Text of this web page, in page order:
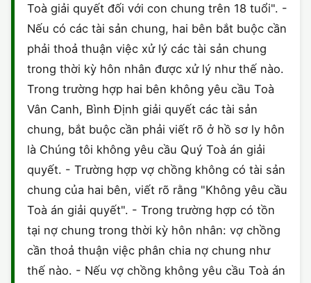
Toà giải quyết đối với con chung trên 18 tuổi". -
Nếu có các tài sản chung, hai bên bắt buộc cần
phải thoả thuận việc xử lý các tài sản chung
trong thời kỳ hôn nhân được xử lý như thế nào.
Trong trường hợp hai bên không yêu cầu Toà
Vân Canh, Bình Định giải quyết các tài sản
chung, bắt buộc cần phải viết rõ ở hồ sơ ly hôn
là Chúng tôi không yêu cầu Quý Toà án giải
quyết. - Trường hợp vợ chồng không có tài sản
chung của hai bên, viết rõ rằng "Không yêu cầu
Toà án giải quyết". - Trong trường hợp có tồn
tại nợ chung trong thời kỳ hôn nhân: vợ chồng
cần thoả thuận việc phân chia nợ chung như
thế nào. - Nếu vợ chồng không yêu cầu Toà án